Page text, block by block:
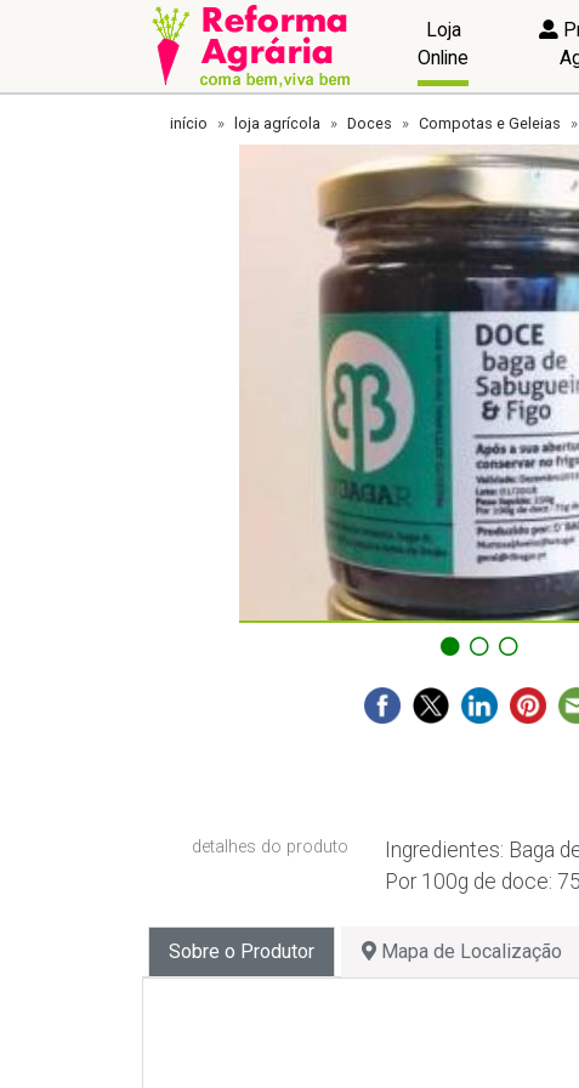
Loja
Online
início loja agrícola Doces Compotas e Geleias
detalhes do produto
Ingredientes: Baga
Por 100g de doce:
Sobre o Produtor Mapa de Localização